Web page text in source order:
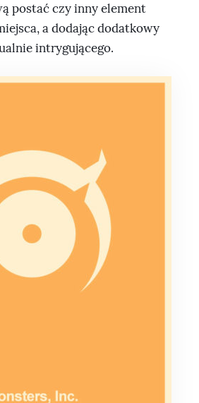
postać czy inny element
a dodając dodatkowy
intrygującego.